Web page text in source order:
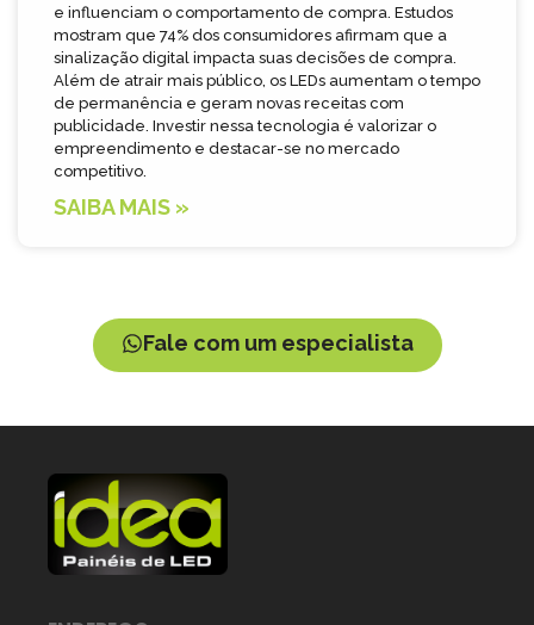
e influenciam o comportamento de compra. Estudos
mostram que 74% dos consumidores afirmam que a
sinalização digital impacta suas decisões de compra.
Além de atrair mais público, os LEDs aumentam o tempo
de permanência e geram novas receitas com
publicidade. Investir nessa tecnologia é valorizar o
empreendimento e destacar-se no mercado
competitivo.
SAIBA MAIS »
Fale com um especialista